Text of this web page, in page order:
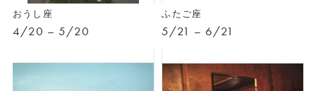
おうし座
4/20 – 5/20
ふたご座
5/21 – 6/21